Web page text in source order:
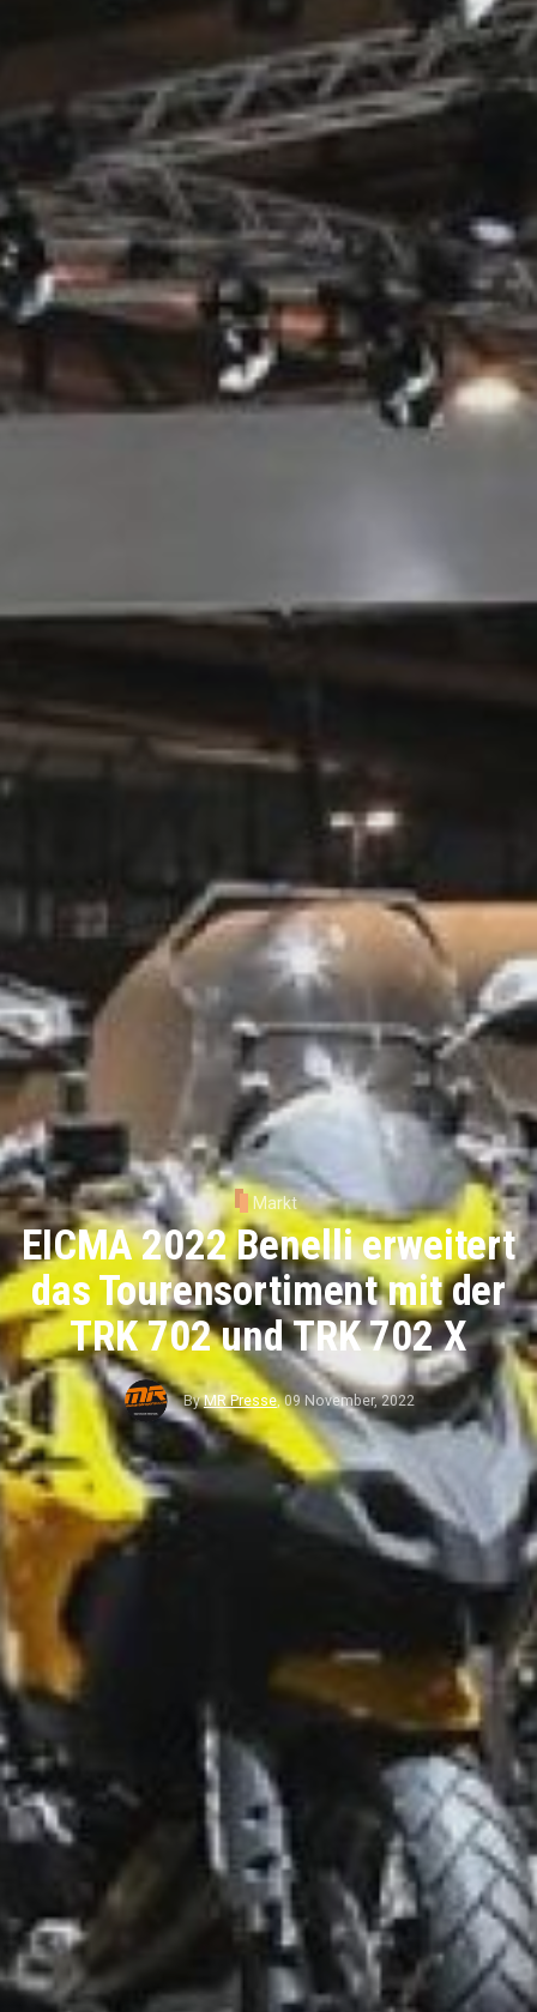
Markt
EICMA 2022 Benelli erweitert
das Tourensortiment mit der
TRK 702 und TRK 702 X
ByMR Presse,09 November, 2022